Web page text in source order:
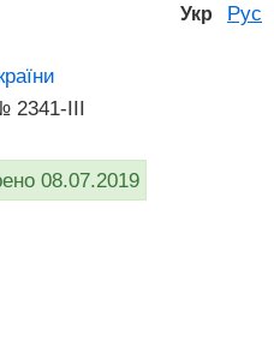
Укр Рус
2341-III
08.07.2019